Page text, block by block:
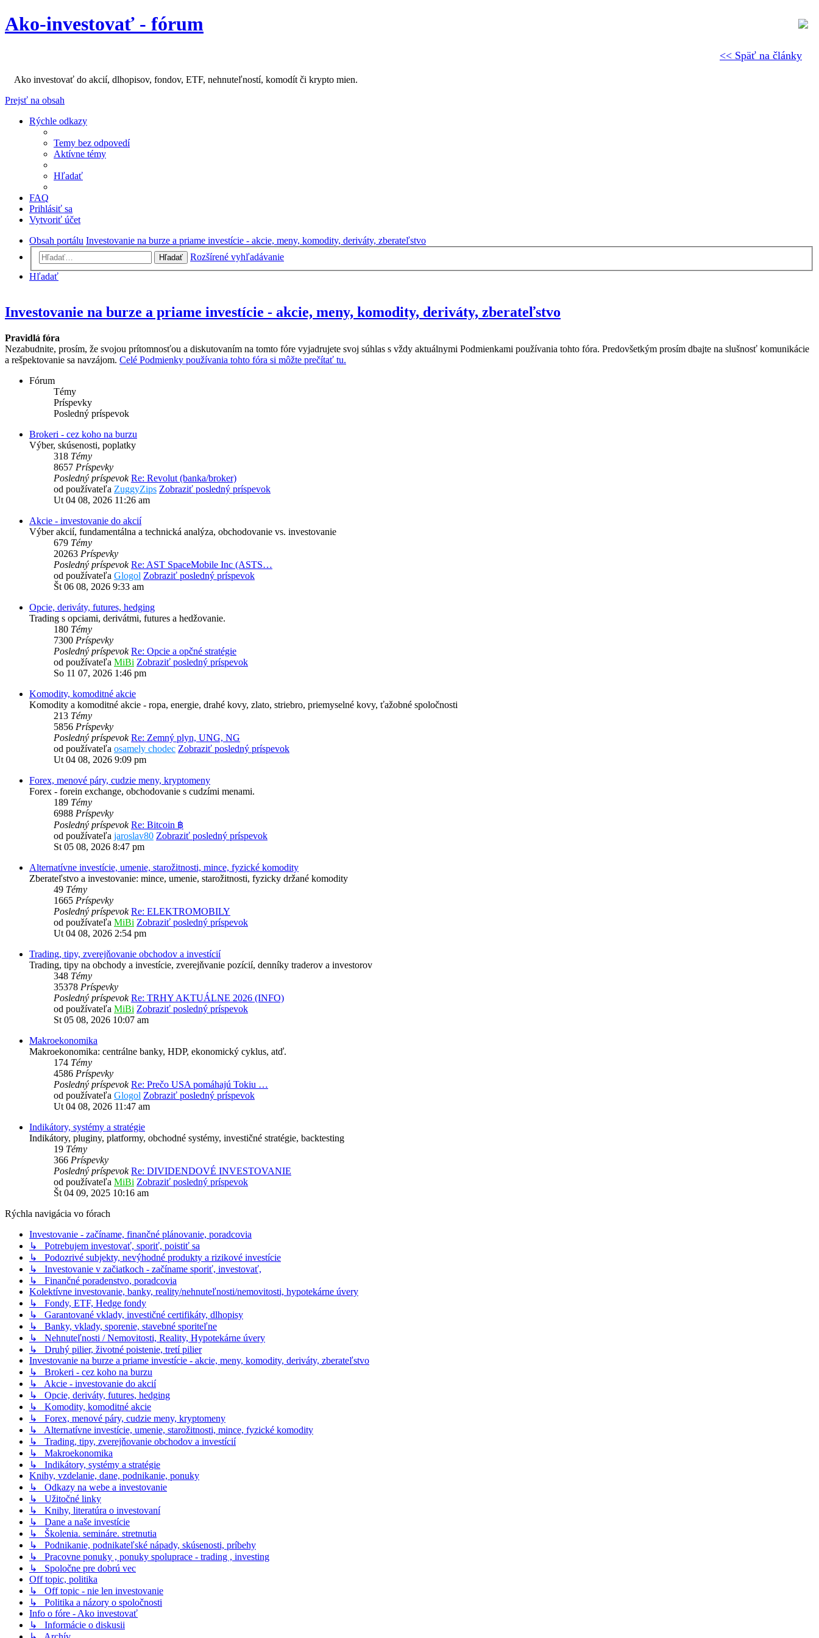
<< Späť na články
Ako-investovať - fórum
Ako investovať do akcií, dlhopisov, fondov, ETF, nehnuteľností, komodít či krypto mien.
Prejsť na obsah
Rýchle odkazy
Temy bez odpovedí
Aktívne témy
Hľadať
FAQ
Prihlásiť sa
Vytvoriť účet
Obsah portálu Investovanie na burze a priame investície - akcie, meny, komodity, deriváty, zberateľstvo
Hľadať
Rozšírené vyhľadávanie
Hľadať
Investovanie na burze a priame investície - akcie, meny, komodity, deriváty, zberateľstvo
Pravidlá fóra
Nezabudnite, prosím, že svojou prítomnosťou a diskutovaním na tomto fóre vyjadrujete svoj súhlas s vždy aktuálnymi Podmienkami používania tohto fóra. Predovšetkým prosím dbajte na slušnosť komunikácie
a rešpektovanie sa navzájom. Celé Podmienky používania tohto fóra si môžte prečítať tu.
Fórum
Témy
Príspevky
Posledný príspevok
Brokeri - cez koho na burzu
Výber, skúsenosti, poplatky
318 Témy
8657 Príspevky
Posledný príspevok Re: Revolut (banka/broker)
od používateľa ZuggyZips Zobraziť posledný príspevok
Ut 04 08, 2026 11:26 am
Akcie - investovanie do akcií
Výber akcií, fundamentálna a technická analýza, obchodovanie vs. investovanie
679 Témy
20263 Príspevky
Posledný príspevok Re: AST SpaceMobile Inc (ASTS…
od používateľa Glogol Zobraziť posledný príspevok
Št 06 08, 2026 9:33 am
Opcie, deriváty, futures, hedging
Trading s opciami, derivátmi, futures a hedžovanie.
180 Témy
7300 Príspevky
Posledný príspevok Re: Opcie a opčné stratégie
od používateľa MiBi Zobraziť posledný príspevok
So 11 07, 2026 1:46 pm
Komodity, komoditné akcie
Komodity a komoditné akcie - ropa, energie, drahé kovy, zlato, striebro, priemyselné kovy, ťažobné spoločnosti
213 Témy
5856 Príspevky
Posledný príspevok Re: Zemný plyn, UNG, NG
od používateľa osamely chodec Zobraziť posledný príspevok
Ut 04 08, 2026 9:09 pm
Forex, menové páry, cudzie meny, kryptomeny
Forex - forein exchange, obchodovanie s cudzími menami.
189 Témy
6988 Príspevky
Posledný príspevok Re: Bitcoin ฿
od používateľa jaroslav80 Zobraziť posledný príspevok
St 05 08, 2026 8:47 pm
Alternatívne investície, umenie, starožitnosti, mince, fyzické komodity
Zberateľstvo a investovanie: mince, umenie, starožitnosti, fyzicky držané komodity
49 Témy
1665 Príspevky
Posledný príspevok Re: ELEKTROMOBILY
od používateľa MiBi Zobraziť posledný príspevok
Ut 04 08, 2026 2:54 pm
Trading, tipy, zverejňovanie obchodov a investícií
Trading, tipy na obchody a investície, zverejňvanie pozícií, denníky traderov a investorov
348 Témy
35378 Príspevky
Posledný príspevok Re: TRHY AKTUÁLNE 2026 (INFO)
od používateľa MiBi Zobraziť posledný príspevok
St 05 08, 2026 10:07 am
Makroekonomika
Makroekonomika: centrálne banky, HDP, ekonomický cyklus, atď.
174 Témy
4586 Príspevky
Posledný príspevok Re: Prečo USA pomáhajú Tokiu …
od používateľa Glogol Zobraziť posledný príspevok
Ut 04 08, 2026 11:47 am
Indikátory, systémy a stratégie
Indikátory, pluginy, platformy, obchodné systémy, investičné stratégie, backtesting
19 Témy
366 Príspevky
Posledný príspevok Re: DIVIDENDOVÉ INVESTOVANIE
od používateľa MiBi Zobraziť posledný príspevok
Št 04 09, 2025 10:16 am
Rýchla navigácia vo fórach
Investovanie - začíname, finančné plánovanie, poradcovia
↳ Potrebujem investovať, sporiť, poistiť sa
↳ Podozrivé subjekty, nevýhodné produkty a rizikové investície
↳ Investovanie v začiatkoch - začíname sporiť, investovať,
↳ Finančné poradenstvo, poradcovia
Kolektívne investovanie, banky, reality/nehnuteľnosti/nemovitosti, hypotekárne úvery
↳ Fondy, ETF, Hedge fondy
↳ Garantované vklady, investičné certifikáty, dlhopisy
↳ Banky, vklady, sporenie, stavebné sporiteľne
↳ Nehnuteľnosti / Nemovitosti, Reality, Hypotekárne úvery
↳ Druhý pilier, životné poistenie, tretí pilier
Investovanie na burze a priame investície - akcie, meny, komodity, deriváty, zberateľstvo
↳ Brokeri - cez koho na burzu
↳ Akcie - investovanie do akcií
↳ Opcie, deriváty, futures, hedging
↳ Komodity, komoditné akcie
↳ Forex, menové páry, cudzie meny, kryptomeny
↳ Alternatívne investície, umenie, starožitnosti, mince, fyzické komodity
↳ Trading, tipy, zverejňovanie obchodov a investícií
↳ Makroekonomika
↳ Indikátory, systémy a stratégie
Knihy, vzdelanie, dane, podnikanie, ponuky
↳ Odkazy na webe a investovanie
↳ Užitočné linky
↳ Knihy, literatúra o investovaní
↳ Dane a naše investície
↳ Školenia. semináre. stretnutia
↳ Podnikanie, podnikateľské nápady, skúsenosti, príbehy
↳ Pracovne ponuky , ponuky spoluprace - trading , investing
↳ Spoločne pre dobrú vec
Off topic, politika
↳ Off topic - nie len investovanie
↳ Politika a názory o spoločnosti
Info o fóre - Ako investovať
↳ Informácie o diskusii